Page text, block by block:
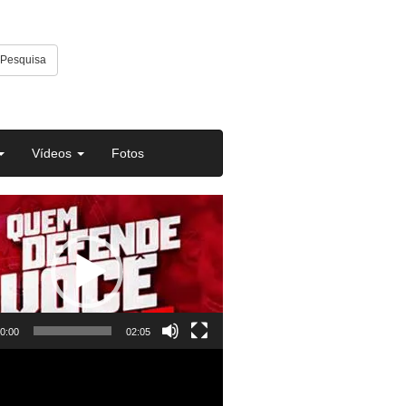
Pesquisa
Vídeos Fotos
02:05